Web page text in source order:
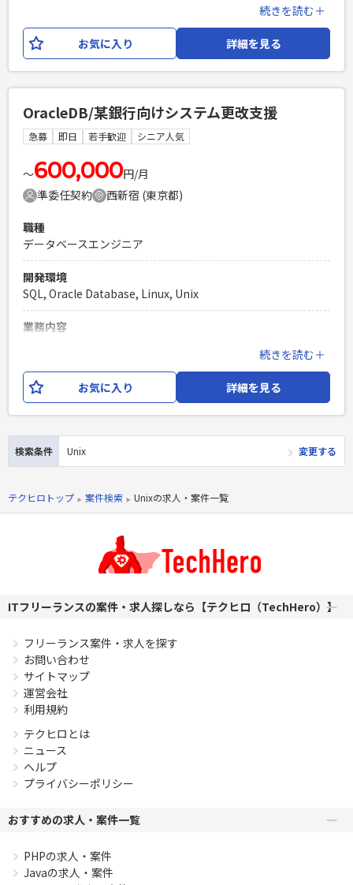
テクヒロトップ 案件検索 Unixの求人・案件一覧
的には製造工程はニアショアとなりまして、 設計や受け入れ
等SE作業が主になります。 【開発環境】UNIX-COBOL、
SQL、Linux、XML、他 【開発工程】基本設計～テスト
ご経験のある方 ・未経験の環境でも積極的に習得していただ
ける方 （shellやXMLでの開発をお願いする場合がございま
す）
PHPを用いたWebサービスの開発経験4年以上
Laravelを用いた開発経験1年以上
エンジニア複数人のチームでの開発経験
続きを読む＋
お気に入り 詳細を見る
OracleDB/某銀行向けシステム更改支援
急募 即日 若手歓迎 シニア人気
〜600,000円/月
準委任契約
西新宿 (東京都)
職種
データベースエンジニア
開発環境
SQL, Oracle Database, Linux, Unix
業務内容
必須スキル
PHPを用いたWebサービスの開発経験4年以上
エンジニア複数人のチームでの開発経験
続きを読む＋
お気に入り 詳細を見る
検索条件 Unix 変更する
ITフリーランスの案件・求人探しなら【テクヒロ（TechHero）】
フリーランス案件・求人を探す
お問い合わせ
サイトマップ
運営会社
利用規約
テクヒロとは
ニュース
ヘルプ
プライバシーポリシー
おすすめの求人・案件一覧
PHPの求人・案件
Javaの求人・案件